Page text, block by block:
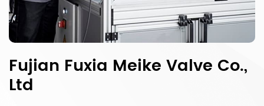
Fujian Fuxia Meike Valve Co.,
Ltd